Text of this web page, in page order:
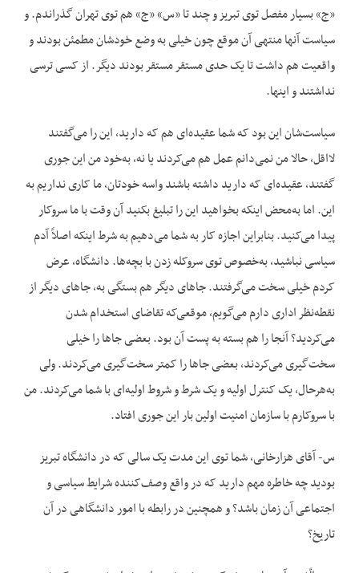
«ج» بسیار مفصل توی تبریز و چند تا «س» «ج» هم توی تهران گذراندم. و
سیاست آنها منتهی آن موقع چون خیلی به وضع خودشان مطمئن بودند و
واقعیت هم داشت تا یک حدی مستقر مستقر بودند دیگر. از کسی ترسی
نداشتند و اینها.
سیاست‌شان این بود که شما عقیده‌ای هم که دارید، این را می‌گفتند
لااقل، حالا من نمی‌دانم عمل هم می‌کردند یا نه، به‌خود من این جوری
گفتند، عقیده‌ای که دارید داشته باشند واسه خودتان، ما کاری نداریم به
این. اما به‌محض اینکه بخواهید این را تبلیغ بکنید آن وقت با ما سروکار
پیدا می‌کنید. بنابراین اجازه کار به شما می‌دهیم به شرط اینکه اصلاً آدم
سیاسی نباشید، به‌خصوص توی سروکله زدن با بچه‌ها. دانشگاه، عرض
کردم خیلی سخت می‌گرفتند. جاهای دیگر هم بستگی به، جاهای دیگر از
نقطه‌نظر اداری دارم می‌گویم، موقعی‌که تقاضای استخدام شدن
می‌کردید؟ آنجا را هم بسته به پست آن بود. بعضی‌ جاها را خیلی
سخت‌گیری می‌کردند، بعضی جاها را کمتر سخت‌گیری می‌کردند. ولی
به‌هرحال، یک کنترل اولیه و یک شرط و شروط اولیه‌ای با شما می‌کردند. من
با سروکارم با سازمان امنیت اولین بار این جوری افتاد.
س- آقای هزارخانی، شما توی این مدت یک سالی که در دانشگاه تبریز
بودید چه خاطره مهم دارید که در واقع وصف‌کننده شرایط سیاسی و
اجتماعی آن زمان باشد؟ و همچنین در رابطه با امور دانشگاهی در آن
تاریخ؟